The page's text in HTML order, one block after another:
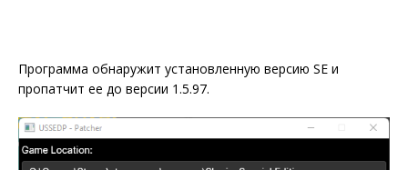
Программа обнаружит установленную версию SE и
пропатчит ее до версии 1.5.97.